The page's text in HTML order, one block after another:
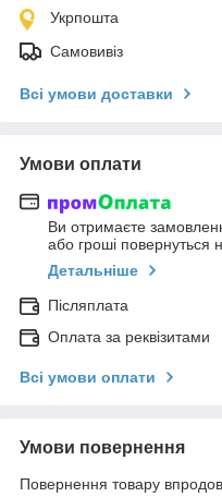
Укрпошта
Самовивіз
Всі умови доставки
Умови оплати
Ви отримаєте
або гроші повернуться
Детальніше
Післяплата
Оплата за реквізитами
Всі умови оплати
Умови повернення
Повернення товару